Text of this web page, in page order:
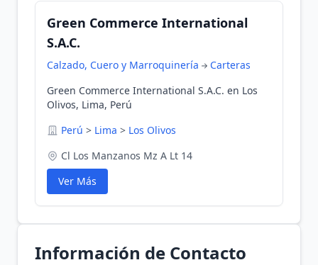
Green Commerce International
S.A.C.
Calzado, Cuero y Marroquinería
Carteras
Green Commerce International S.A.C. en Los
Olivos, Lima, Perú
Perú > Lima > Los Olivos
Cl Los Manzanos Mz A Lt 14
Ver Más
Información de Contacto